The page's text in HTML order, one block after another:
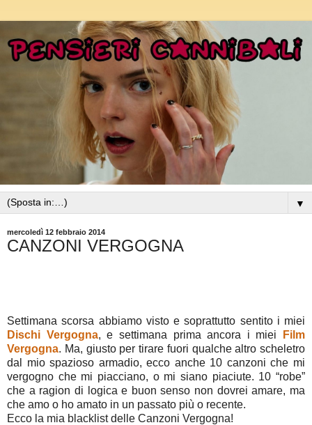
▼
mercoledì 12 febbraio 2014
CANZONI VERGOGNA
Settimana scorsa abbiamo visto e soprattutto sentito i miei
Dischi Vergogna, e settimana prima ancora i miei
Film
Vergogna. Ma, giusto per tirare fuori qualche altro scheletro
dal mio spazioso armadio, ecco anche 10 canzoni che mi
vergogno che mi piacciano, o mi siano piaciute. 10 “robe”
che a ragion di logica e buon senso non dovrei amare, ma
che amo o ho amato in un passato più o recente.
Ecco la mia blacklist delle Canzoni Vergogna!